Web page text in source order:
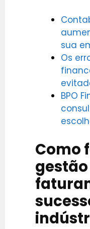
sua
Os
BPO
Como